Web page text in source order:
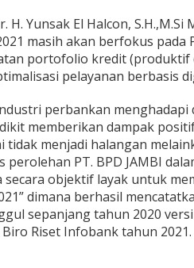
H. Yunsak El Halcon,
masih akan berfokus pada
portofolio kredit
pelayanan berbasis
perbankan menghadapi
memberikan dampak
tidak menjadi halangan
perolehan PT. BPD JAMBI
secara objektif layak untuk
dimana berhasil
sepanjang tahun 2020
Riset Infobank tahun 2021.